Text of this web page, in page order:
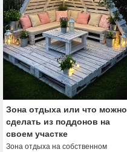
Зона отдыха или что можно
сделать из поддонов на
своем участке
Зона отдыха на собственном